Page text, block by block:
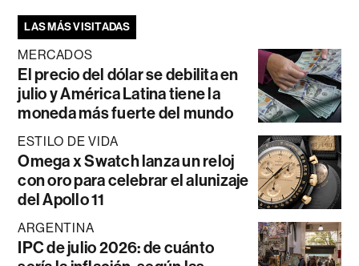
LAS MÁS VISITADAS
MERCADOS
El precio del dólar se debilita en
julio y América Latina tiene la
moneda más fuerte del mundo
ESTILO DE VIDA
Omega x Swatch lanza un reloj
con oro para celebrar el alunizaje
del Apollo 11
ARGENTINA
IPC de julio 2026: de cuánto